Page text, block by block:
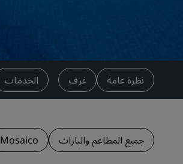
نظرة عامة غرف الخدمات
جميع المطاعم والبارات Mosaico